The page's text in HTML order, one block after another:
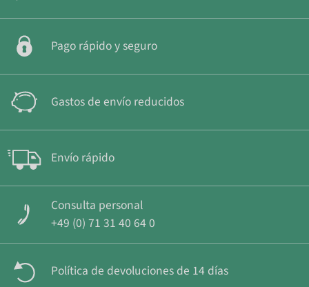
Pago rápido y seguro
Gastos de envío reducidos
Envío rápido
Consulta personal
+49 (0) 71 31 40 64 0
Política de devoluciones de 14 días